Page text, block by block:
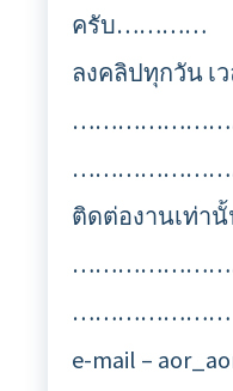
ครับ…………
ลงคลิปทุกวัน เว
ติดต่องานเท่า
…………………
e-mail –